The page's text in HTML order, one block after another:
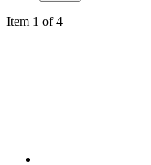
Item 1 of 4